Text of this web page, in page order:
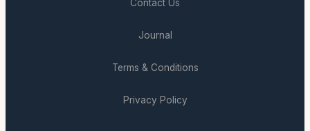
Contact Us
Journal
Terms & Conditions
Privacy Policy